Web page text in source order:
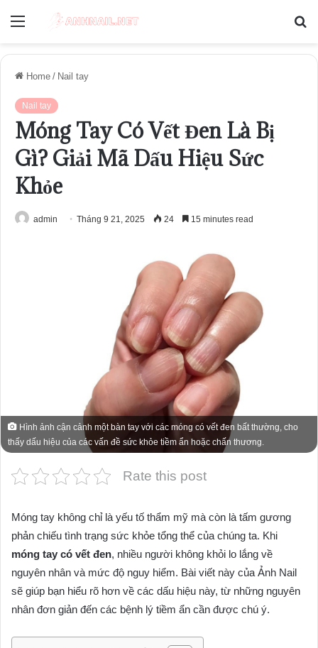
Menu
Home / Nail tay
Nail tay
Móng Tay Có Vết Đen Là Bị
Gì? Giải Mã Dấu Hiệu Sức
Khỏe
admin Tháng 9 21, 2025 24 15 minutes read
Hình ảnh cận cảnh một bàn tay với các móng có vết đen bất thường, cho
thấy dấu hiệu của các vấn đề sức khỏe tiềm ẩn hoặc chấn thương.
Rate this post
Móng tay không chỉ là yếu tố thẩm mỹ mà còn là tấm gương
phản chiếu tình trạng sức khỏe tổng thể của chúng ta. Khi
móng tay có vết đen, nhiều người không khỏi lo lắng về
nguyên nhân và mức độ nguy hiểm. Bài viết này của Ảnh Nail
sẽ giúp bạn hiểu rõ hơn về các dấu hiệu này, từ những nguyên
nhân đơn giản đến các bệnh lý tiềm ẩn cần được chú ý.